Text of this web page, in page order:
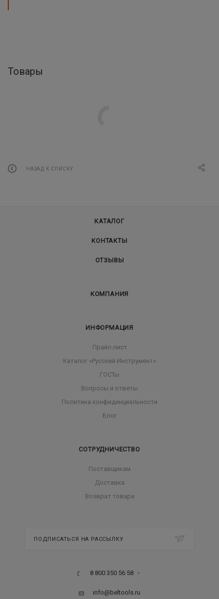
Товары
НАЗАД К СПИСКУ
КАТАЛОГ
КОНТАКТЫ
ОТЗЫВЫ
КОМПАНИЯ
ИНФОРМАЦИЯ
Прайс-лист
Каталог «Русский Инструмент»
ГОСТы
Вопросы и ответы
Политика конфиденциальности
Блог
СОТРУДНИЧЕСТВО
Поставщикам
Доставка
Возврат товара
ПОДПИСАТЬСЯ НА РАССЫЛКУ
8 800 350 56 58
info@beltools.ru